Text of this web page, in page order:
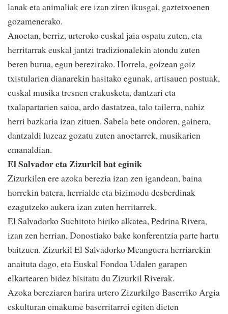
lanak eta animaliak ere izan ziren ikusgai, gaztetxoenen
gozamenerako.
Anoetan, berriz, urteroko euskal jaia ospatu zuten, eta
herritarrak euskal jantzi tradizionalekin atondu zuten
beren burua, egun berezirako. Horrela, goizean goiz
txistularien dianarekin hasitako egunak, artisauen postuak,
euskal musika tresnen erakusketa, dantzari eta
txalapartarien saioa, ardo dastatzea, talo tailerra, nahiz
herri bazkaria izan zituen. Sabela bete ondoren, gainera,
dantzaldi luzeaz gozatu zuten anoetarrek, musikarien
emanaldian.
El Salvador eta Zizurkil bat eginik
Zizurkilen ere azoka berezia izan zen igandean, baina
horrekin batera, herrialde eta bizimodu desberdinak
ezagutzeko aukera izan zuten herritarrek.
El Salvadorko Suchitoto hiriko alkatea, Pedrina Rivera,
izan zen herrian, Donostiako bake konferentzia parte hartu
baitzuen. Zizurkil El Salvadorko Meanguera herriarekin
anaituta dago, eta Euskal Fondoa Udalen garapen
elkartearen bidez bisitatu du Zizurkil Riverak.
Azoka bereziaren harira urtero Zizurkilgo Baserriko Argia
eskulturan emakume baserritarrei egiten dieten